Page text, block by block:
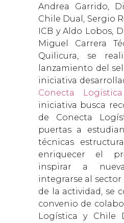
Andrea Garrido,
Chile Dual, Sergio
ICB y Aldo Lobos,
Miguel Carrera
Quilicura, se
lanzamiento del
iniciativa
Conecta Logística
iniciativa busca
de Conecta
puertas a
técnicas
enriquecer el
inspirar a
integrarse al
de la actividad, se
convenio de
Logística y Chile